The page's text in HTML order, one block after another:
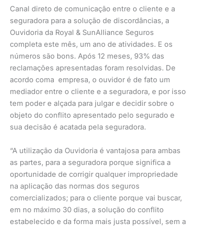
Canal direto de comunicação entre o cliente e a
seguradora para a solução de discordâncias, a
Ouvidoria da Royal & SunAlliance Seguros
completa este mês, um ano de atividades. E os
números são bons. Após 12 meses, 93% das
reclamações apresentadas foram resolvidas. De
acordo coma empresa, o ouvidor é de fato um
mediador entre o cliente e a seguradora, e por isso
tem poder e alçada para julgar e decidir sobre o
objeto do conflito apresentado pelo segurado e
sua decisão é acatada pela seguradora.
“A utilização da Ouvidoria é vantajosa para ambas
as partes, para a seguradora porque significa a
oportunidade de corrigir qualquer impropriedade
na aplicação das normas dos seguros
comercializados; para o cliente porque vai buscar,
em no máximo 30 dias, a solução do conflito
estabelecido e da forma mais justa possível, sem a